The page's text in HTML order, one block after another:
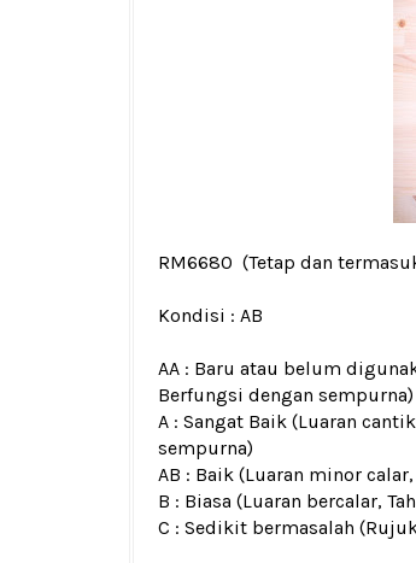
RM6680 (Tetap dan
Kondisi : AB
AA : Baru atau belum
Berfungsi dengan sempurna)
A : Sangat Baik (Luaran
sempurna)
AB : Baik (Luaran minor
B : Biasa (Luaran bercalar,
C : Sedikit bermasalah